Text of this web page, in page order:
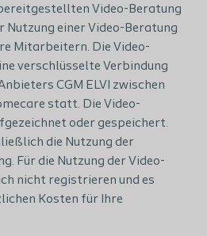
Video-Beratung
Nutzung einer Video-Beratung
Mitarbeitern. Die Video-
verschlüsselte Verbindung
CGM ELVI zwischen
statt. Die Video-
oder gespeichert.
die Nutzung der
Für die Nutzung der Video-
nicht registrieren und es
Kosten für Ihre